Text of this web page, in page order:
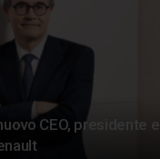
CEO, presidente e